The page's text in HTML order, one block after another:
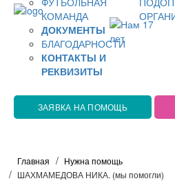
КОМАНДА
ДОКУМЕНТЫ
БЛАГОДАРНОСТИ
КОНТАКТЫ И
РЕКВИЗИТЫ
ЗАЯВКА НА ПОМОЩЬ
Главная
Нужна помощь
ШАХМАМЕДОВА НИКА. (мы помогли)